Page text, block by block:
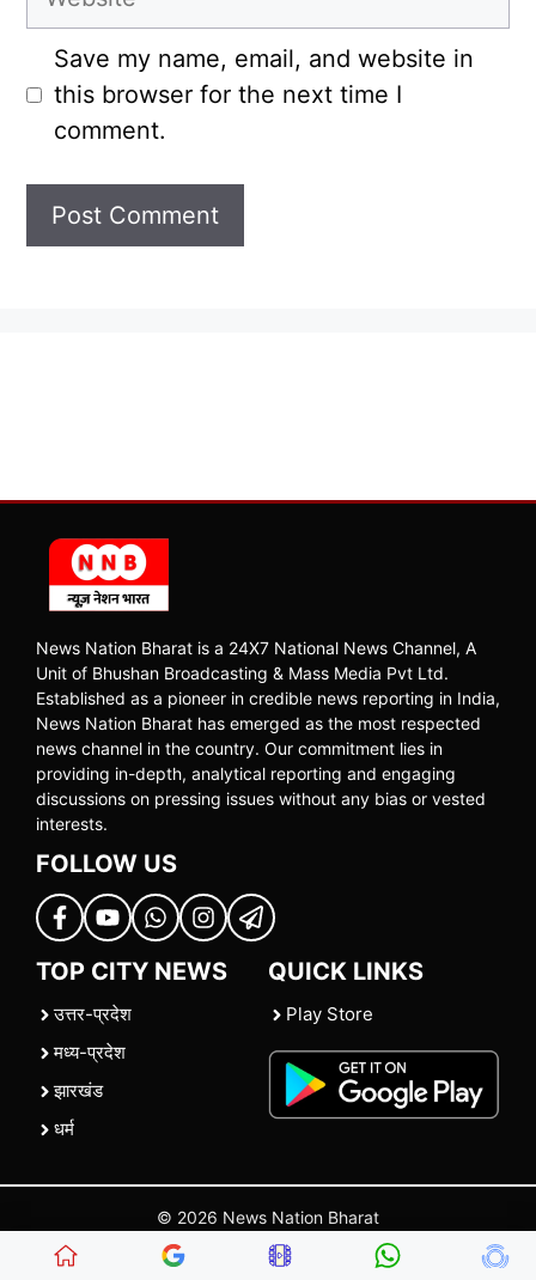
Save my name, email, and website in
this browser for the next time I
comment.
News Nation Bharat is a 24X7 National News Channel, A
Unit of Bhushan Broadcasting & Mass Media Pvt Ltd.
Established as a pioneer in credible news reporting in India,
News Nation Bharat has emerged as the most respected
news channel in the country. Our commitment lies in
providing in-depth, analytical reporting and engaging
discussions on pressing issues without any bias or vested
interests.
FOLLOW US
TOP CITY NEWS
उत्तर-प्रदेश
मध्य-प्रदेश
झारखंड
धर्म
QUICK LINKS
Play Store
© 2026 News Nation Bharat
| |Contact Us |Policies Terms and Conditions